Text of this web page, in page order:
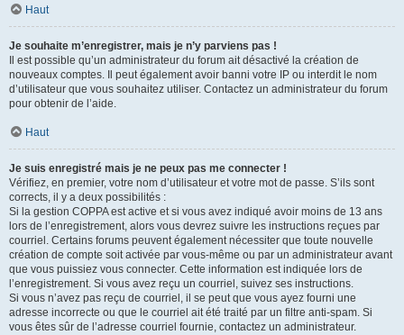
Haut
Je souhaite m’enregistrer, mais je n’y parviens pas !
Il est possible qu’un administrateur du forum ait désactivé la création de
nouveaux comptes. Il peut également avoir banni votre IP ou interdit le nom
d’utilisateur que vous souhaitez utiliser. Contactez un administrateur du forum
pour obtenir de l’aide.
Haut
Je suis enregistré mais je ne peux pas me connecter !
Vérifiez, en premier, votre nom d’utilisateur et votre mot de passe. S’ils sont
corrects, il y a deux possibilités :
Si la gestion COPPA est active et si vous avez indiqué avoir moins de 13 ans
lors de l’enregistrement, alors vous devrez suivre les instructions reçues par
courriel. Certains forums peuvent également nécessiter que toute nouvelle
création de compte soit activée par vous-même ou par un administrateur avant
que vous puissiez vous connecter. Cette information est indiquée lors de
l’enregistrement. Si vous avez reçu un courriel, suivez ses instructions.
Si vous n’avez pas reçu de courriel, il se peut que vous ayez fourni une
adresse incorrecte ou que le courriel ait été traité par un filtre anti-spam. Si
vous êtes sûr de l’adresse courriel fournie, contactez un administrateur.